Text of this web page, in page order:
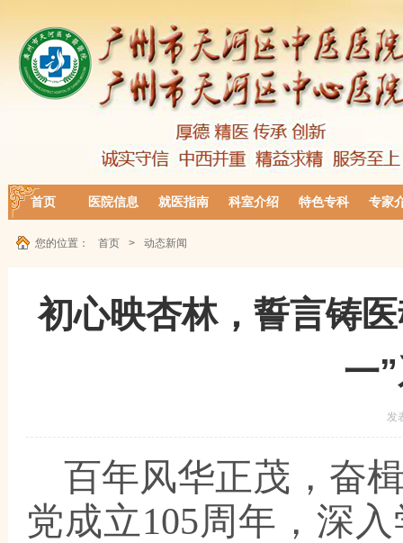
首页 医院信息 就医指南 科室介绍 特色专科 专家
您的位置： 首页 > 动态新闻
初心映杏林，誓言铸
一
发
百年风华正茂，奋
党成立105周年，深